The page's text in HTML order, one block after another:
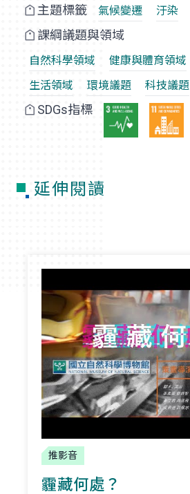
主題標籤 氣候變遷 汙染
課綱議題與領域
自然科學領域 健康與體育領域
生活領域
環境議題 科技議題
SDGs指標
延伸閱讀
推影音
霾藏何處？